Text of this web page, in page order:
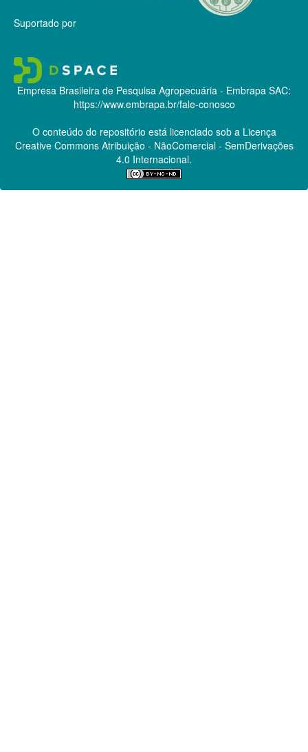
Suportado por
Empresa Brasileira de Pesquisa Agropecuária - Embrapa SAC:
https://www.embrapa.br/fale-conosco
O conteúdo do repositório está licenciado sob a Licença
Creative CommonsAtribuição - NãoComercial - SemDerivações
4.0 Internacional.